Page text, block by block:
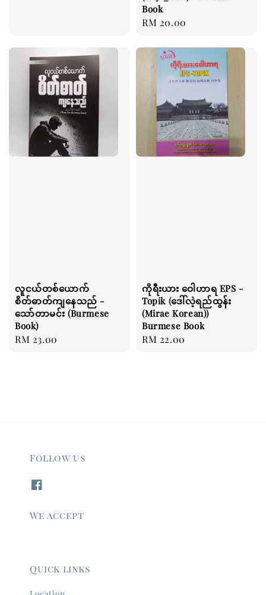
Book
Regular
RM 20.00
လူငယ်တစ်ယောက်
စိတ်ဓာတ်ကျနေသည် -
သော်တာမင်း (Burmese
Book)
Regular
RM 23.00
ကိုရီးယား ဝေါဟာရ EPS -
Topik (ဒေါ်လဲ့ရည်ထွန်း
(Mirae Korean))
Burmese Book
Regular
RM 22.00
Follow us
We accept
Quick links